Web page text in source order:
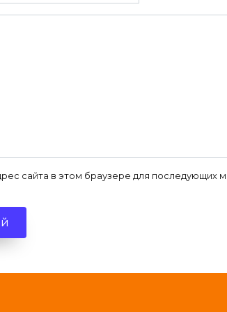
сайта в этом браузере для последующих